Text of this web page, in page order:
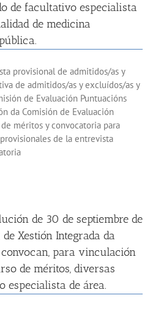
de facultativo especialista
de medicina
provisional de admitidos/as y
de admitidos/as y excluídos/as y
de Evaluación Puntuacións
da Comisión de Evaluación
méritos y convocatoria para
de la entrevista
de 30 de septiembre de
Xestión Integrada da
para vinculación
de méritos, diversas
especialista de área.